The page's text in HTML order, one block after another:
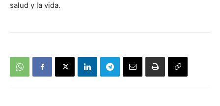
salud y la vida.